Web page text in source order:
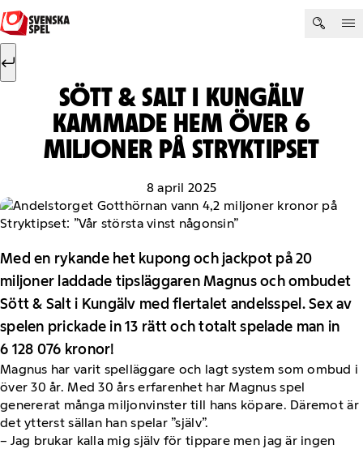
Hoppa till innehåll
Sök efter:
SÖTT & SALT I KUNGÄLV
KAMMADE HEM ÖVER 6
MILJONER PÅ STRYKTIPSET
8 april 2025
Med en rykande het kupong och jackpot på 20
miljoner laddade tipsläggaren Magnus och ombudet
Sött & Salt i Kungälv med flertalet andelsspel. Sex av
spelen prickade in 13 rätt och totalt spelade man in
6 128 076 kronor!
Magnus har varit spelläggare och lagt system som ombud i
över 30 år. Med 30 års erfarenhet har Magnus spel
genererat många miljonvinster till hans köpare. Däremot är
det ytterst sällan han spelar ”själv”.
– Jag brukar kalla mig själv för tippare men jag är ingen